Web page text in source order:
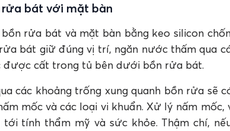
rửa bát với mặt bàn
rửa bát và mặt bàn bằng keo silicon
bát giữ đúng vị trí, ngăn nước thấm qua
được cất trong tủ bên dưới bồn rửa bát.
các khoảng trống xung quanh bồn rửa sẽ
mốc và các loại vi khuẩn. Xử lý nấm
tới tính thẩm mỹ và sức khỏe. Thậm chí,